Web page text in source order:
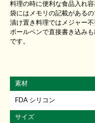
料理の時に便利な食品入れ容
袋にはメモリの記載がある
漬け置き料理ではメジャー
ボールペンで直接書き込み
です。
素材
FDA シリコン
サイズ